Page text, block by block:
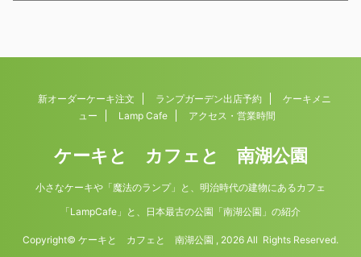
新オーダーケーキ注文 ランプガーデン出店予約
ケーキメニ
ュー
Lamp Cafe アクセス・営業時間
ケーキと カフェと 南湖公園
小さなケーキや「魔法のランプ」と、明治時代の建物にあるカフェ
「LampCafe」と、日本最古の公園「南湖公園」の紹介
Copyright© ケーキと カフェと 南湖公園 , 2026 All Rights Reserved.